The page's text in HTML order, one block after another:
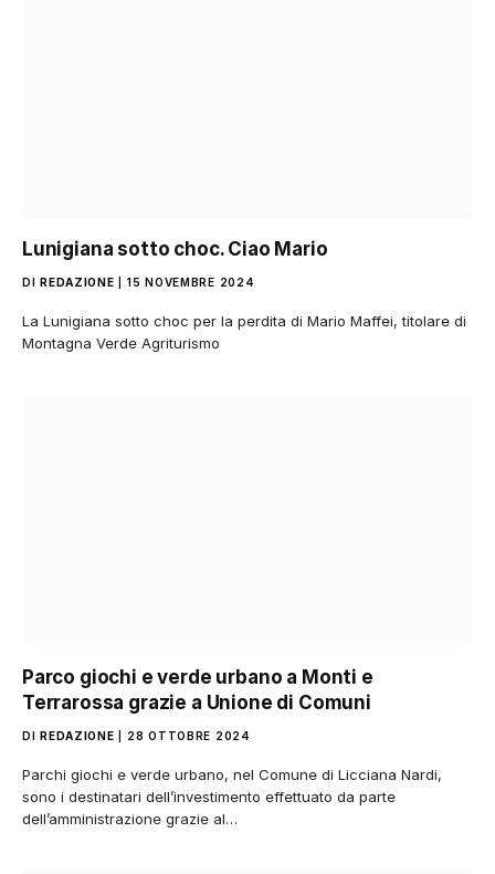
Lunigiana sotto choc. Ciao Mario
DI REDAZIONE 15 NOVEMBRE 2024
La Lunigiana sotto choc per la perdita di Mario Maffei, titolare di
Montagna Verde Agriturismo
Parco giochi e verde urbano a Monti e
Terrarossa grazie a Unione di Comuni
DI REDAZIONE 28 OTTOBRE 2024
Parchi giochi e verde urbano, nel Comune di Licciana Nardi,
sono i destinatari dell’investimento effettuato da parte
dell’amministrazione grazie al…